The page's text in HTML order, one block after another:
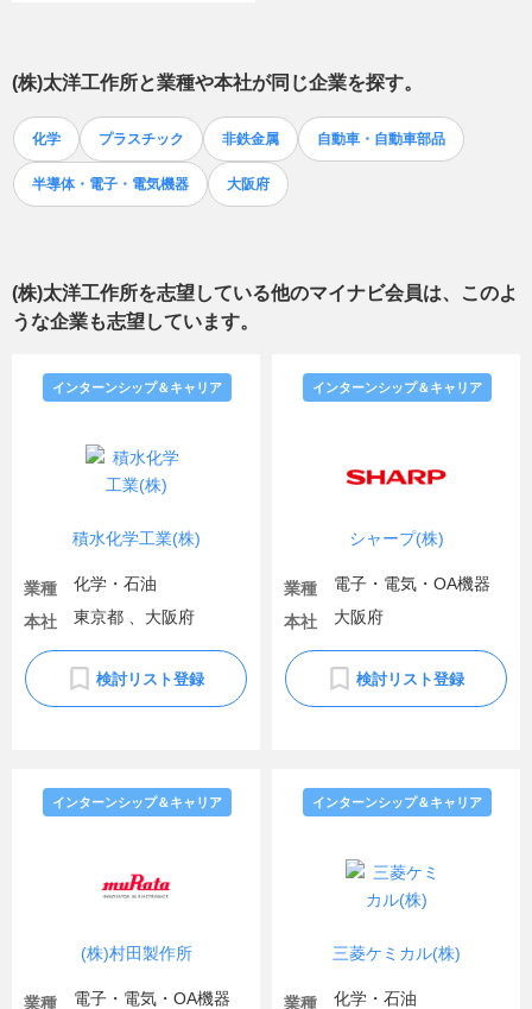
(株)太洋工作所と業種や本社が同じ企業を探す。
化学 プラスチック 非鉄金属 自動車・自動車部品
半導体・電子・電気機器 大阪府
(株)太洋工作所を志望している他のマイナビ会員は、このよ
うな企業も志望しています。
積水化学工業(株)
インターンシップ＆キャリア
業種
化学・石油
本社
東京都 、大阪府
検討リスト登録
シャープ(株)
インターンシップ＆キャリア
業種
電子・電気・OA機器
本社
大阪府
検討リスト登録
(株)村田製作所
インターンシップ＆キャリア
業種
電子・電気・OA機器
三菱ケミカル(株)
インターンシップ＆キャリア
業種
化学・石油